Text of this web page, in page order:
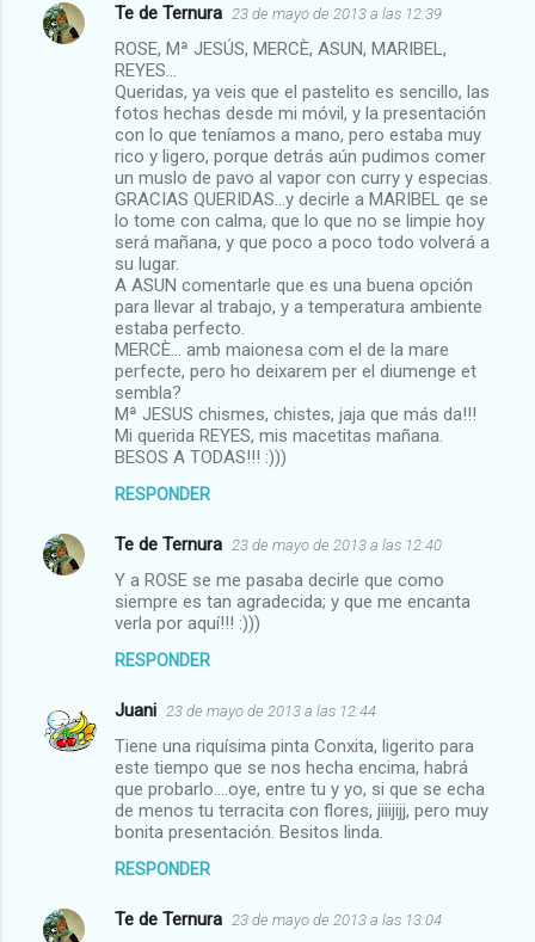
Te de Ternura 23 de mayo de 2013 a las 12:39
ROSE, Mª JESÚS, MERCÈ, ASUN, MARIBEL,
REYES...
Queridas, ya veis que el pastelito es sencillo, las
fotos hechas desde mi móvil, y la presentación
con lo que teníamos a mano, pero estaba muy
rico y ligero, porque detrás aún pudimos comer
un muslo de pavo al vapor con curry y especias.
GRACIAS QUERIDAS...y decirle a MARIBEL qe se
lo tome con calma, que lo que no se limpie hoy
será mañana, y que poco a poco todo volverá a
su lugar.
A ASUN comentarle que es una buena opción
para llevar al trabajo, y a temperatura ambiente
estaba perfecto.
MERCÈ... amb maionesa com el de la mare
perfecte, pero ho deixarem per el diumenge et
sembla?
Mª JESUS chismes, chistes, jaja que más da!!!
Mi querida REYES, mis macetitas mañana.
BESOS A TODAS!!! :)))
RESPONDER
Te de Ternura 23 de mayo de 2013 a las 12:40
Y a ROSE se me pasaba decirle que como
siempre es tan agradecida; y que me encanta
verla por aquí!!! :)))
RESPONDER
Juani 23 de mayo de 2013 a las 12:44
Tiene una riquísima pinta Conxita, ligerito para
este tiempo que se nos hecha encima, habrá
que probarlo....oye, entre tu y yo, si que se echa
de menos tu terracita con flores, jiiijijj, pero muy
bonita presentación. Besitos linda.
RESPONDER
Te de Ternura 23 de mayo de 2013 a las 13:04